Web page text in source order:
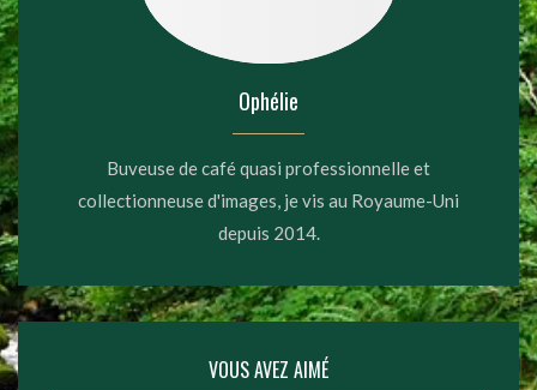
Ophélie
Buveuse de café quasi professionnelle et
collectionneuse d'images, je vis au Royaume-Uni
depuis 2014.
VOUS AVEZ AIMÉ